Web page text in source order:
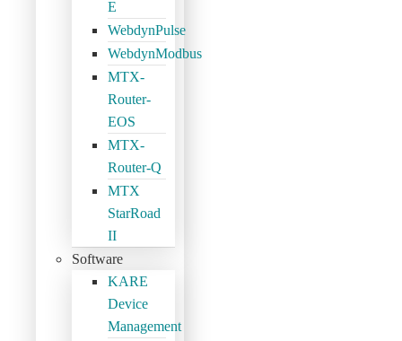
E
WebdynPulse
WebdynModbus
MTX-
Router-
EOS
MTX-
Router-Q
MTX
StarRoad
II
Software
KARE
Device
Management